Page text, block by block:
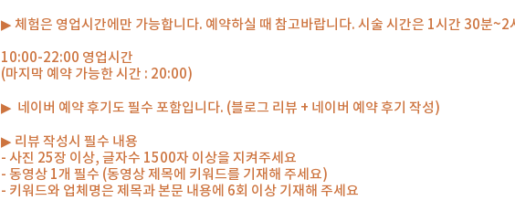
▶ 체험은 영업시간에만 가능합니다. 예약하실 때 참고바랍니다. 시술 시간은 1시간 30분~2
10:00-22:00 영업시간
(마지막 예약 가능한 시간 : 20:00)
▶ 네이버 예약 후기도 필수 포함입니다. (블로그 리뷰 + 네이버 예약 후기 작성)
▶ 리뷰 작성시 필수 내용
- 사진 25장 이상, 글자수 1500자 이상을 지켜주세요
- 동영상 1개 필수 (동영상 제목에 키워드를 기재해 주세요)
- 키워드와 업체명은 제목과 본문 내용에 6회 이상 기재해 주세요